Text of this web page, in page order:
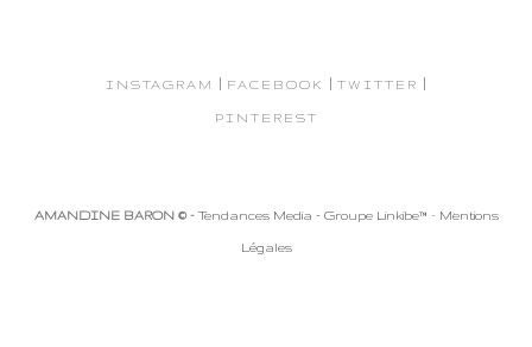
INSTAGRAM | FACEBOOK | TWITTER |
PINTEREST
AMANDINE BARON © -Tendances Media - Groupe Linkibe™ - Mentions
Légales